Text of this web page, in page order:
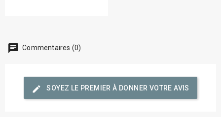
chat Commentaires (0)
edit SOYEZ LE PREMIER À DONNER VOTRE AVIS